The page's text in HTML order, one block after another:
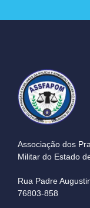
Associação dos
Militar do Estado
Rua Padre
76803-858